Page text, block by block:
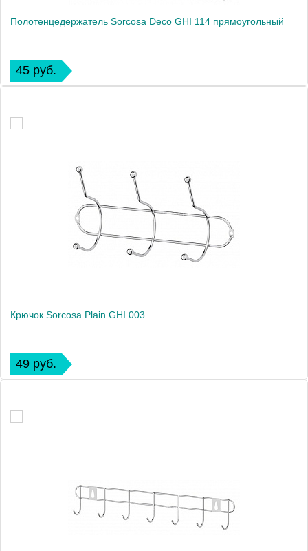
Полотенцедержатель Sorcosa Deco GHI 114 прямоугольный
45 руб.
Крючок Sorcosa Plain GHI 003
49 руб.